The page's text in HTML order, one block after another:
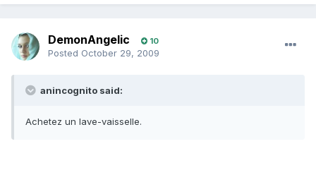
DemonAngelic 10
Posted October 29, 2009
anincognito said:
Achetez un lave-vaisselle.